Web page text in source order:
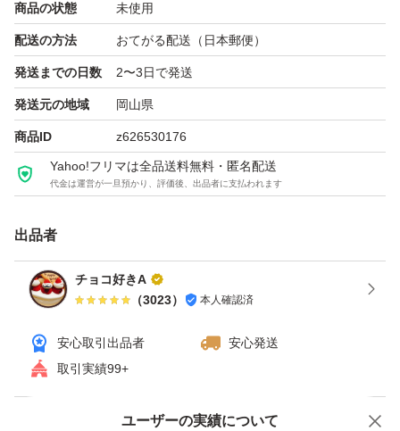
商品の状態 未使用
配送の方法 おてがる配送（日本郵便）
発送までの日数 2〜3日で発送
発送元の地域 岡山県
商品ID z626530176
Yahoo!フリマは全品送料無料・匿名配送
代金は運営が一旦預かり、評価後、出品者に支払われます
出品者
チョコ好きA
（3023） 本人確認済
安心取引出品者
安心発送
取引実績99+
ユーザーの実績について
価格の相談 商品への質問